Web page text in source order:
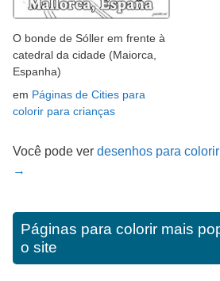
O bonde de Sóller em frente à
catedral da cidade (Maiorca,
Espanha)
em Páginas de Cities para
colorir para crianças
Você pode ver desenhos para
→
Páginas para colorir mais
o site